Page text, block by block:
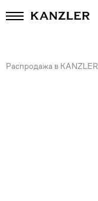
Распродажа в KANZLER